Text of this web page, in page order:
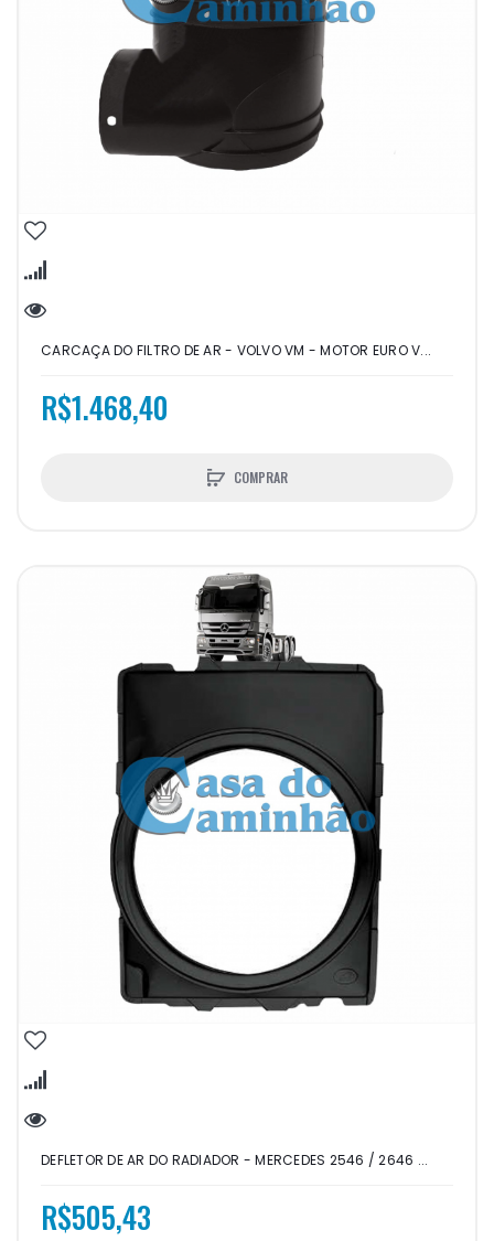
CARCAÇA DO FILTRO DE AR - VOLVO VM - MOTOR EURO V...
R$1.468,40
COMPRAR
DEFLETOR DE AR DO RADIADOR - MERCEDES 2546 / 2646 ...
R$505,43